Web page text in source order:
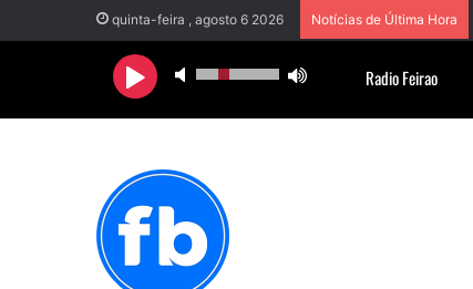
quinta-feira , agosto 6 2026 Notícias de Última Hora